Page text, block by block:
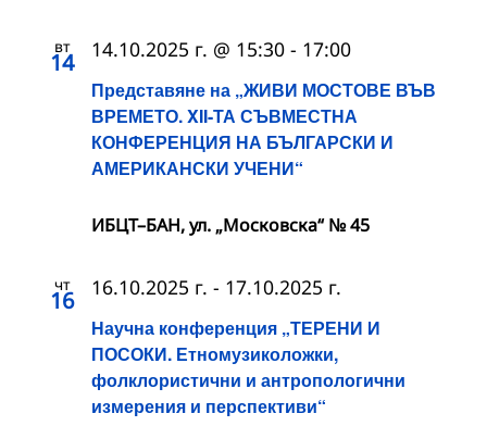
вт
14
Представяне на „ЖИВИ МОСТОВЕ ВЪВ
ВРЕМЕТО. XII-ТА СЪВМЕСТНА
КОНФЕРЕНЦИЯ НА БЪЛГАРСКИ И
АМЕРИКАНСКИ УЧЕНИ“
14.10.2025 г. @ 15:30 - 17:00
ИБЦТ–БАН, ул. „Московска“ № 45
чт
16
Научна конференция „ТЕРЕНИ И
ПОСОКИ. Етномузиколожки,
фолклористични и антропологични
измерения и перспективи“
16.10.2025 г. - 17.10.2025 г.